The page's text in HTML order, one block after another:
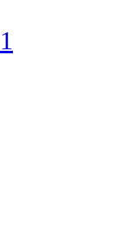
1